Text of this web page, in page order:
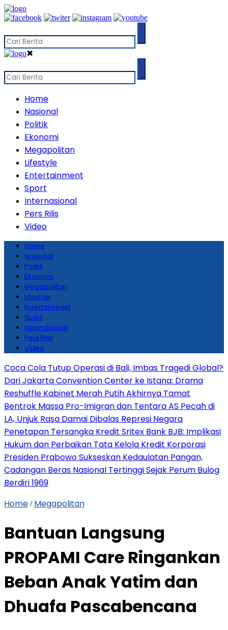
✖
Home
Nasional
Politik
Ekonomi
Megapolitan
Lifestyle
Entertainment
Sport
Internasional
Pers Rilis
Video
Home
Nasional
Politik
Ekonomi
Megapolitan
Lifestyle
Entertainment
Sport
Internasional
Pers Rilis
Video
Coca Cola Tutup Operasi di Bali, Imbas Tragedi Global?
Dari Jakarta Convention Center ke Istana: Drama
Reshuffle Kabinet Merah Putih Akhirnya Tamat
Bentrok Massa Pro-Imigran dan Tentara AS Pecah di
LA, Unjuk Rasa Damai Dibalas Represi Negara
Penetapan Tersangka Kredit Sritex Bank BJB: Implikasi
Hukum dan Perbaikan Tata Kelola Kredit Korporasi
Presiden Prabowo Sukseskan Kedaulatan Pangan,
Cadangan Beras Nasional Tertinggi Sejak Perum Bulog
Berdiri 1969
Home / Megapolitan
Bantuan Langsung
PROPAMI Care Ringankan
Beban Anak Yatim dan
Dhuafa Pascabencana